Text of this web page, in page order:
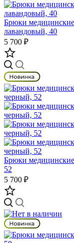
Брюки
лавандовый, 40
5 700 ₽
Брюки
52
5 700 ₽